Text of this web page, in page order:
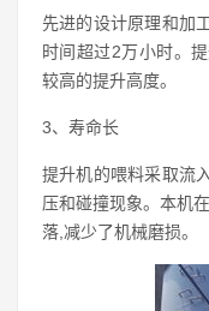
先进的设计原理和加
时间超过2万小时。
较高的提升高度。
3、寿命长
提升机的喂料采取流
压和碰撞现象。本机
落,减少了机械磨损。